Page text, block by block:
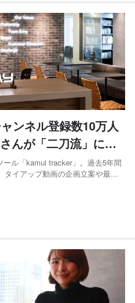
ンネル登録数10万人
んが「二刀流」にこ
ル「kamui tracker」。過去5年間
イアップ動画の企画立案や最適
ィングの指標としてお役立て頂